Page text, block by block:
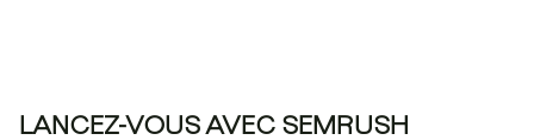
LANCEZ-VOUS AVEC SEMRUSH